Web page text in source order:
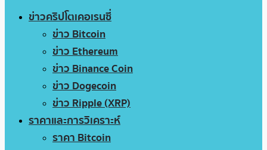
ข่าวคริปโตเคอเรนซี่
ข่าว Bitcoin
ข่าว Ethereum
ข่าว Binance Coin
ข่าว Dogecoin
ข่าว Ripple (XRP)
ราคาและการวิเคราะห์
ราคา Bitcoin